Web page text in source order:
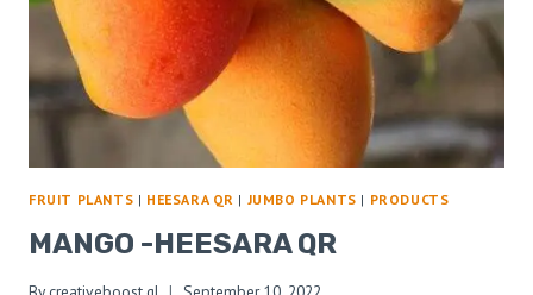
FRUIT PLANTS | HEESARA QR | JUMBO PLANTS | PRODUCTS
MANGO -HEESARA QR